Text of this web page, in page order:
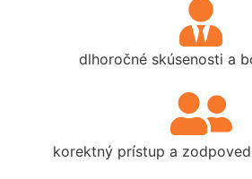
dlhoročné skúsenosti a
korektný prístup a